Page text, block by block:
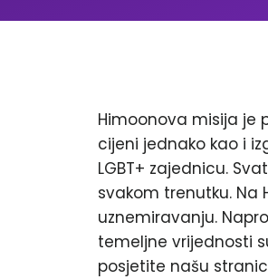
Himoonova misija je
cijeni jednako kao i
LGBT+ zajednicu.
svakom trenutku. Na
uznemiravanju.
temeljne vrijednosti
posjetite našu